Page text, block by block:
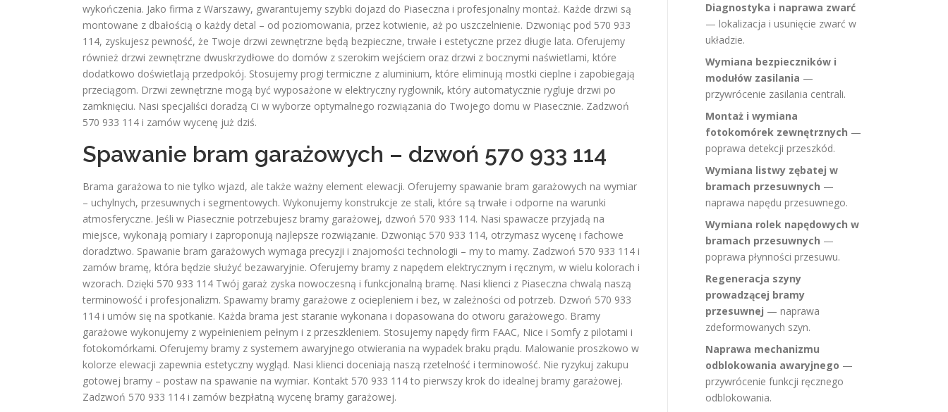
wykończenia. Jako firma z Warszawy, gwarantujemy szybki dojazd do Piaseczna i profesjonalny montaż. Każde drzwi są
montowane z dbałością o każdy detal – od poziomowania, przez kotwienie, aż po uszczelnienie. Dzwoniąc pod 570 933
114, zyskujesz pewność, że Twoje drzwi zewnętrzne będą bezpieczne, trwałe i estetyczne przez długie lata. Oferujemy
również drzwi zewnętrzne dwuskrzydłowe do domów z szerokim wejściem oraz drzwi z bocznymi naświetlami, które
dodatkowo doświetlają przedpokój. Stosujemy progi termiczne z aluminium, które eliminują mostki cieplne i zapobiegają
przeciągom. Drzwi zewnętrzne mogą być wyposażone w elektryczny ryglownik, który automatycznie rygluje drzwi po
zamknięciu. Nasi specjaliści doradzą Ci w wyborze optymalnego rozwiązania do Twojego domu w Piasecznie. Zadzwoń
570 933 114 i zamów wycenę już dziś.
Spawanie bram garażowych – dzwoń 570 933 114
Brama garażowa to nie tylko wjazd, ale także ważny element elewacji. Oferujemy spawanie bram garażowych na wymiar
– uchylnych, przesuwnych i segmentowych. Wykonujemy konstrukcje ze stali, które są trwałe i odporne na warunki
atmosferyczne. Jeśli w Piasecznie potrzebujesz bramy garażowej, dzwoń 570 933 114. Nasi spawacze przyjadą na
miejsce, wykonają pomiary i zaproponują najlepsze rozwiązanie. Dzwoniąc 570 933 114, otrzymasz wycenę i fachowe
doradztwo. Spawanie bram garażowych wymaga precyzji i znajomości technologii – my to mamy. Zadzwoń 570 933 114 i
zamów bramę, która będzie służyć bezawaryjnie. Oferujemy bramy z napędem elektrycznym i ręcznym, w wielu kolorach i
wzorach. Dzięki 570 933 114 Twój garaż zyska nowoczesną i funkcjonalną bramę. Nasi klienci z Piaseczna chwalą naszą
terminowość i profesjonalizm. Spawamy bramy garażowe z ociepleniem i bez, w zależności od potrzeb. Dzwoń 570 933
114 i umów się na spotkanie. Każda brama jest staranie wykonana i dopasowana do otworu garażowego. Bramy
garażowe wykonujemy z wypełnieniem pełnym i z przeszkleniem. Stosujemy napędy firm FAAC, Nice i Somfy z pilotami i
fotokomórkami. Oferujemy bramy z systemem awaryjnego otwierania na wypadek braku prądu. Malowanie proszkowo w
kolorze elewacji zapewnia estetyczny wygląd. Nasi klienci doceniają naszą rzetelność i terminowość. Nie ryzykuj zakupu
gotowej bramy – postaw na spawanie na wymiar. Kontakt 570 933 114 to pierwszy krok do idealnej bramy garażowej.
Zadzwoń 570 933 114 i zamów bezpłatną wycenę bramy garażowej.
Diagnostyka i naprawa zwarć
— lokalizacja i usunięcie zwarć w
układzie.
Wymiana bezpieczników i
modułów zasilania —
przywrócenie zasilania centrali.
Montaż i wymiana
fotokomórek zewnętrznych —
poprawa detekcji przeszkód.
Wymiana listwy zębatej w
bramach przesuwnych —
naprawa napędu przesuwnego.
Wymiana rolek napędowych w
bramach przesuwnych —
poprawa płynności przesuwu.
Regeneracja szyny
prowadzącej bramy
przesuwnej — naprawa
zdeformowanych szyn.
Naprawa mechanizmu
odblokowania awaryjnego —
przywrócenie funkcji ręcznego
odblokowania.